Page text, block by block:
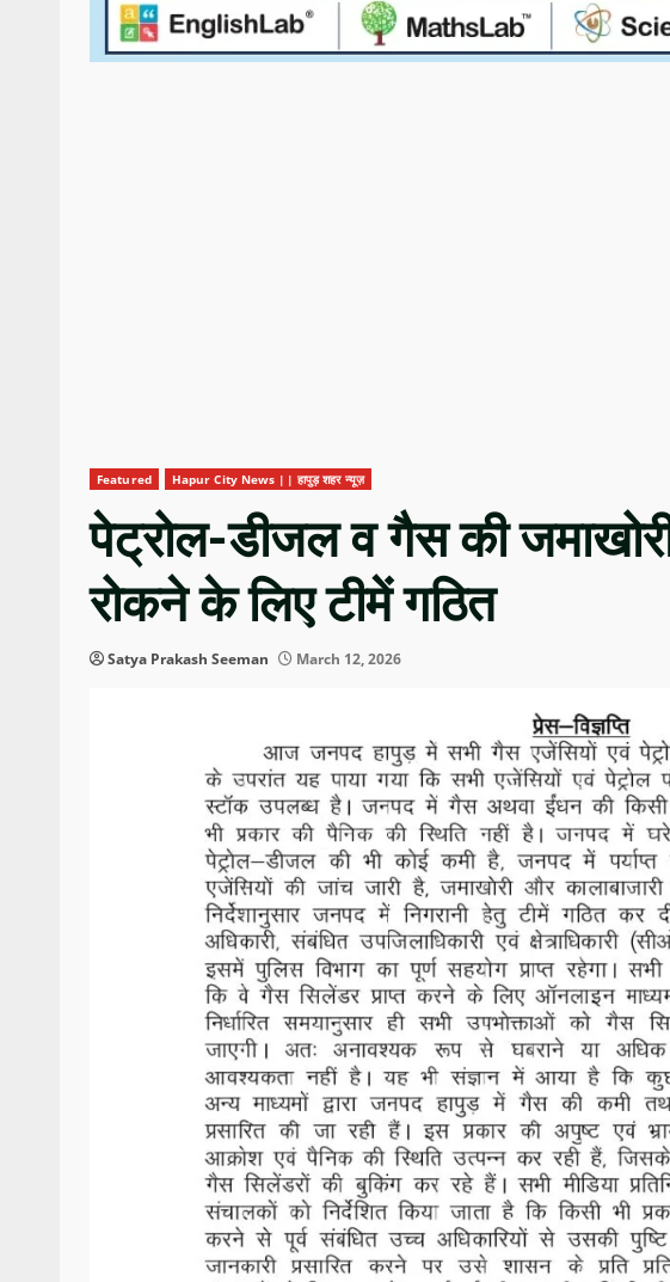
Featured Hapur City News || हापुड़ शहर न्यूज़
पेट्रोल-डीजल व गैस की जमाखोरी
रोकने के लिए टीमें गठित
Satya Prakash Seeman March 12, 2026